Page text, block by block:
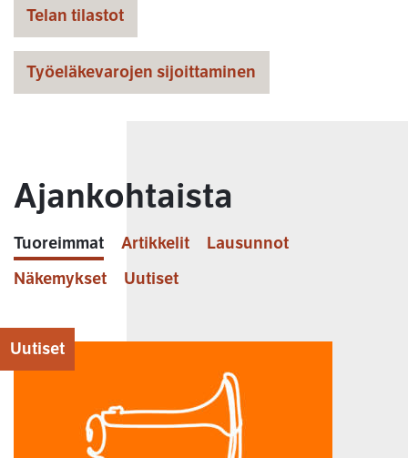
Telan tilastot
Työeläkevarojen sijoittaminen
Ajankohtaista
Tuoreimmat Artikkelit
Lausunnot
Näkemykset
Uutiset
Uutiset